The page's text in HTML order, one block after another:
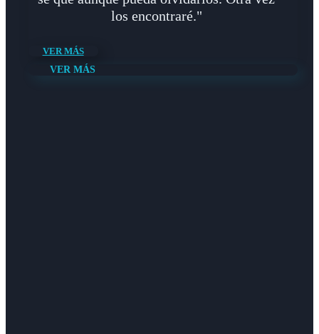
los encontraré."
VER MÁS
VER MÁS